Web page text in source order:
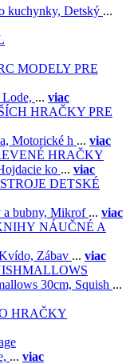
kuchynky, Detský ...
MODELY PRE
Lode, ... viac
HRAČKY PRE
Motorické h ... viac
HRAČKY
ko ... viac
DETSKÉ
bubny, Mikrof ... viac
NÁUČNÉ A
Zábav ... viac
30cm, Squish ...
HRAČKY
... viac